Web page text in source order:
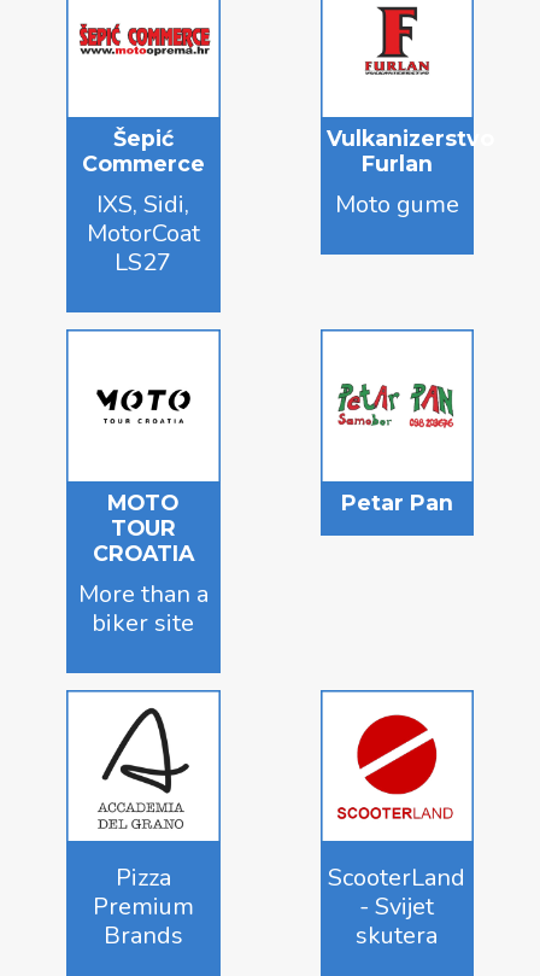
Šepić
Commerce
IXS, Sidi,
MotorCoat
LS27
Vulkanizerstvo
Furlan
Moto gume
MOTO
TOUR
CROATIA
More than a
biker site
Petar Pan
Pizza
Premium
Brands
ScooterLand
- Svijet
skutera